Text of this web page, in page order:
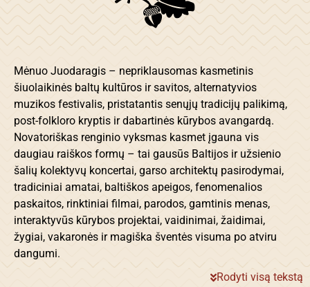
Mėnuo Juodaragis – nepriklausomas kasmetinis
šiuolaikinės baltų kultūros ir savitos, alternatyvios
muzikos festivalis, pristatantis senųjų tradicijų palikimą,
post-folkloro kryptis ir dabartinės kūrybos avangardą.
Novatoriškas renginio vyksmas kasmet įgauna vis
daugiau raiškos formų – tai gausūs Baltijos ir užsienio
šalių kolektyvų koncertai, garso architektų pasirodymai,
tradiciniai amatai, baltiškos apeigos, fenomenalios
paskaitos, rinktiniai filmai, parodos, gamtinis menas,
interaktyvūs kūrybos projektai, vaidinimai, žaidimai,
žygiai, vakaronės ir magiška šventės visuma po atviru
dangumi.
Rodyti visą tekstą